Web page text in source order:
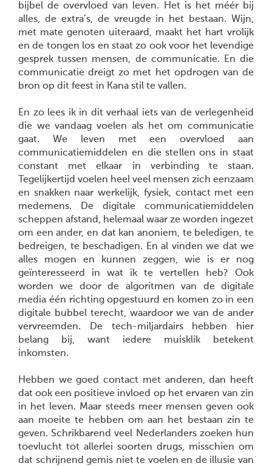
bijbel de overvloed van leven. Het is het méér bij
alles, de extra’s, de vreugde in het bestaan. Wijn,
met mate genoten uiteraard, maakt het hart vrolijk
en de tongen los en staat zo ook voor het levendige
gesprek tussen mensen, de communicatie. En die
communicatie dreigt zo met het opdrogen van de
bron op dit feest in Kana stil te vallen.
En zo lees ik in dit verhaal iets van de verlegenheid
die we vandaag voelen als het om communicatie
gaat. We leven met een overvloed aan
communicatiemiddelen en die stellen ons in staat
constant met elkaar in verbinding te staan.
Tegelijkertijd voelen heel veel mensen zich eenzaam
en snakken naar werkelijk, fysiek, contact met een
medemens. De digitale communicatiemiddelen
scheppen afstand, helemaal waar ze worden ingezet
om een ander, en dat kan anoniem, te beledigen, te
bedreigen, te beschadigen. En al vinden we dat we
alles mogen en kunnen zeggen, wie is er nog
geïnteresseerd in wat ik te vertellen heb? Ook
worden we door de algoritmen van de digitale
media één richting opgestuurd en komen zo in een
digitale bubbel terecht, waardoor we van de ander
vervreemden. De tech-miljardairs hebben hier
belang bij, want iedere muisklik betekent
inkomsten.
Hebben we goed contact met anderen, dan heeft
dat ook een positieve invloed op het ervaren van zin
in het leven. Maar steeds meer mensen geven ook
aan moeite te hebben om aan het bestaan zin te
geven. Schrikbarend veel Nederlanders zoeken hun
toevlucht tot allerlei soorten drugs, misschien om
dat schrijnend gemis niet te voelen en de illusie van